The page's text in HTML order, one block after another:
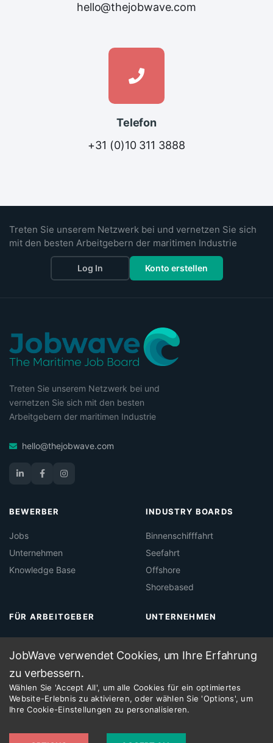
hello@thejobwave.com
Telefon
+31 (0)10 311 3888
JobWave verwendet Cookies, um Ihre Erfahrung
zu verbessern.
Wählen Sie 'Accept All', um alle Cookies für ein optimiertes
Website-Erlebnis zu aktivieren, oder wählen Sie 'Options', um
Ihre Cookie-Einstellungen zu personalisieren.
Treten Sie unserem Netzwerk bei und vernetzen Sie sich
mit den besten Arbeitgebern der maritimen Industrie
Log In Konto erstellen
Treten Sie unserem Netzwerk bei und
vernetzen Sie sich mit den besten
Arbeitgebern der maritimen Industrie
hello@thejobwave.com
BEWERBER
Jobs
Unternehmen
Knowledge Base
INDUSTRY BOARDS
Binnenschifffahrt
Seefahrt
Offshore
Shorebased
FÜR ARBEITGEBER
About Jobwave
Maritime Job Board
Maritime Recruitment
UNTERNEHMEN
Kontakt
Legal
©2026JobWave — A product byDockworx